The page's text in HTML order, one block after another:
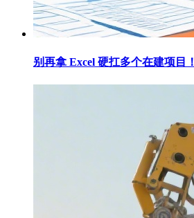
别再拿 Excel 硬扛多个在建项目！